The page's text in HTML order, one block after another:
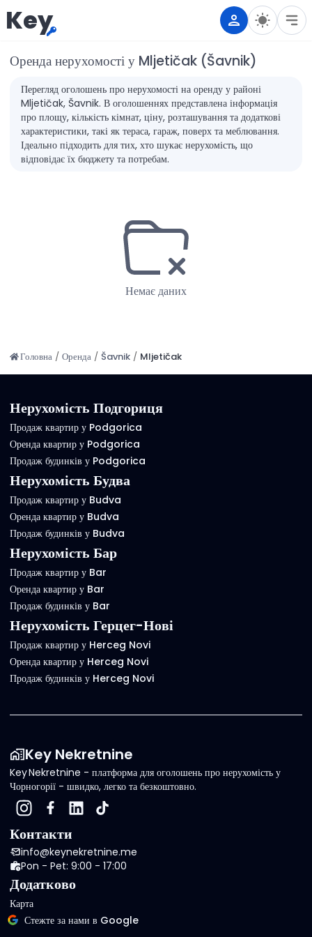
Key
Оренда нерухомості у Mljetičak (Šavnik)
Перегляд оголошень про нерухомості на оренду у районі
Mljetičak, Šavnik. В оголошеннях представлена інформація
про площу, кількість кімнат, ціну, розташування та додаткові
характеристики, такі як тераса, гараж, поверх та меблювання.
Ідеально підходить для тих, хто шукає нерухомість, що
відповідає їх бюджету та потребам.
Немає даних
Головна / Оренда / Šavnik / Mljetičak
Нерухомість Подгориця
Продаж квартир у Podgorica
Оренда квартир у Podgorica
Продаж будинків у Podgorica
Нерухомість Будва
Продаж квартир у Budva
Оренда квартир у Budva
Продаж будинків у Budva
Нерухомість Бар
Продаж квартир у Bar
Оренда квартир у Bar
Продаж будинків у Bar
Нерухомість Герцег-Нові
Продаж квартир у Herceg Novi
Оренда квартир у Herceg Novi
Продаж будинків у Herceg Novi
Key Nekretnine
Key Nekretnine - платформа для оголошень про нерухомість у
Чорногорії - швидко, легко та безкоштовно.
Контакти
info@keynekretnine.me
Pon - Pet: 9:00 - 17:00
Додатково
Карта
Стежте за нами в Google